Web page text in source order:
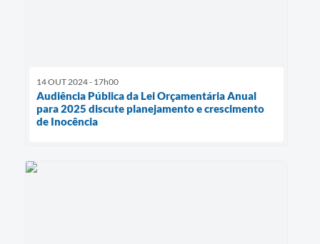
14 OUT 2024 - 17h00
Audiência Pública da Lei Orçamentária Anual
para 2025 discute planejamento e crescimento
de Inocência